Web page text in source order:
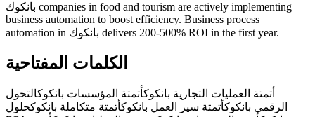
بانكوك companies in food and tourism are actively implementing
business automation to boost efficiency. Business process
automation in بانكوك delivers 200-500% ROI in the first year.
الكلمات المفتاحية
أتمتة العمليات التجارية بانكوكأتمتة المؤسسات بانكوكالتحول
الرقمي بانكوكأتمتة سير العمل بانكوكأتمتة متكاملة بانكوكحلول